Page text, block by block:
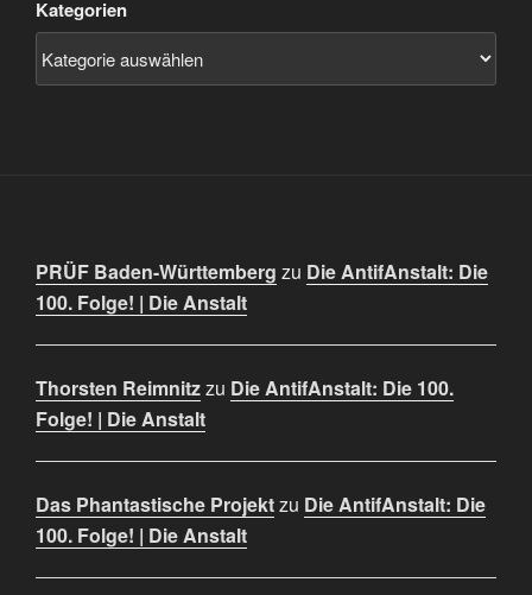
Kategorien
PRÜF Baden-Württemberg zu Die AntifAnstalt: Die
100. Folge! | Die Anstalt
Thorsten Reimnitzzu Die AntifAnstalt: Die 100.
Folge! | Die Anstalt
Das Phantastische Projektzu Die AntifAnstalt: Die
100. Folge! | Die Anstalt